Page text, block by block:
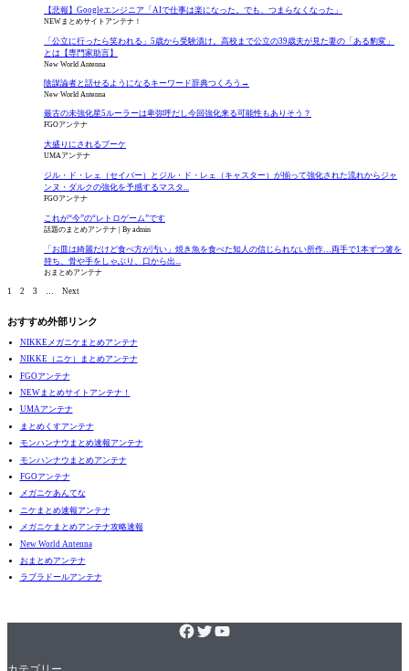
【悲報】Googleエンジニア「AIで仕事は楽になった。でも、つまらなくなった」
NEWまとめサイトアンテナ！
「公立に行ったら笑われる」5歳から受験漬け。高校まで公立の39歳夫が見た妻の「ある豹変」
とは【専門家助言】
New World Antenna
陰謀論者と話せるようになるキーワード辞典つくろう→
New World Antenna
最古の未強化星5ルーラーは卑弥呼だし今回強化来る可能性もありそう？
FGOアンテナ
大盛りにされるブーケ
UMAアンテナ
ジル・ド・レェ（セイバー）とジル・ド・レェ（キャスター）が揃って強化された流れからジャ
ンヌ・ダルクの強化を予感するマスタ...
FGOアンテナ
これが“今”の“レトロゲーム”です
話題のまとめアンテナ By admin
「お皿は綺麗だけど食べ方が汚い」焼き魚を食べた知人の信じられない所作…両手で1本ずつ箸を
持ち、骨や手をしゃぶり、口から出...
おまとめアンテナ
1 2 3 Next
おすすめ外部リンク
NIKKEメガニケまとめアンテナ
NIKKE（ニケ）まとめアンテナ
FGOアンテナ
NEWまとめサイトアンテナ！
UMAアンテナ
まとめくすアンテナ
モンハンナウまとめ速報アンテナ
モンハンナウまとめアンテナ
FGOアンテナ
メガニケあんてな
ニケまとめ速報アンテナ
メガニケまとめアンテナ攻略速報
New World Antenna
おまとめアンテナ
ラブラドールアンテナ